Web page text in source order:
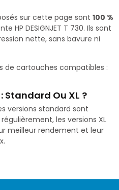
sur cette page sont 100 %
HP DESIGNJET T 730. Ils sont
nette, sans bavure ni
de cartouches compatibles :
Standard Ou XL ?
versions standard sont
les versions XL
meilleur rendement et leur